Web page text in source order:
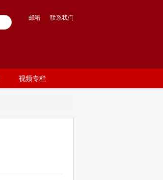
邮箱 联系我们
视频专栏